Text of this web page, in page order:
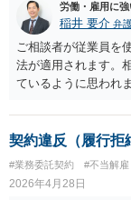
性が高いでしょう。
しにくいものです。
しょう。 ＞退職時に
知りたいです。 契約
ば、合理的な範囲で
賠償予約は認められ
じた場合も（車をぶ
られません。また、
社が損害賠償請求を
は低いので、恐れる
ではないかと思いま
労働・雇用に
稲井 要介 弁
ご相談者が従業員を
法が適用されます。
ているように思われ
00万円超であり、相
法（旧下請法）が適
フリーランス法と
禁止行為が問題にな
①優越的地位、②正常
契約違反（履行拒
#業務委託契約 #不当解雇
2026年4月28日